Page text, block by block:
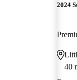
2024
40